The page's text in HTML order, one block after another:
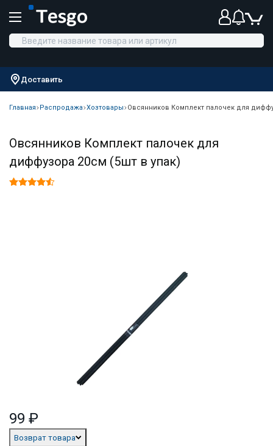
Доставить
Главная Распродажа Хозтовары Овсянников Комплект палочек для
Овсянников Комплект палочек для
диффузора 20см (5шт в упак)
99 ₽
Возврат товара